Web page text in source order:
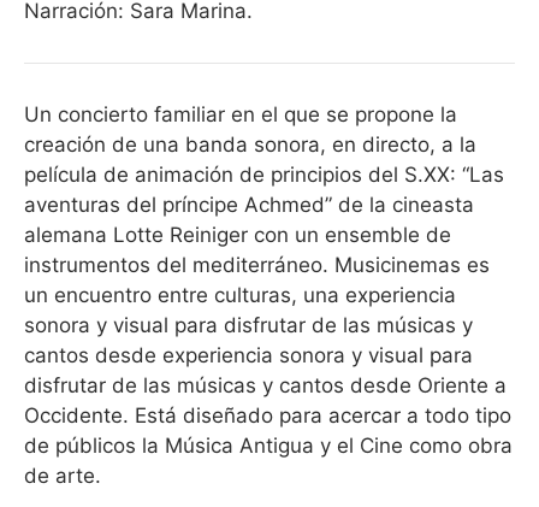
Narración: Sara Marina.
Un concierto familiar en el que se propone la
creación de una banda sonora, en directo, a la
película de animación de principios del S.XX: “Las
aventuras del príncipe Achmed” de la cineasta
alemana Lotte Reiniger con un ensemble de
instrumentos del mediterráneo. Musicinemas es
un encuentro entre culturas, una experiencia
sonora y visual para disfrutar de las músicas y
cantos desde experiencia sonora y visual para
disfrutar de las músicas y cantos desde Oriente a
Occidente. Está diseñado para acercar a todo tipo
de públicos la Música Antigua y el Cine como obra
de arte.